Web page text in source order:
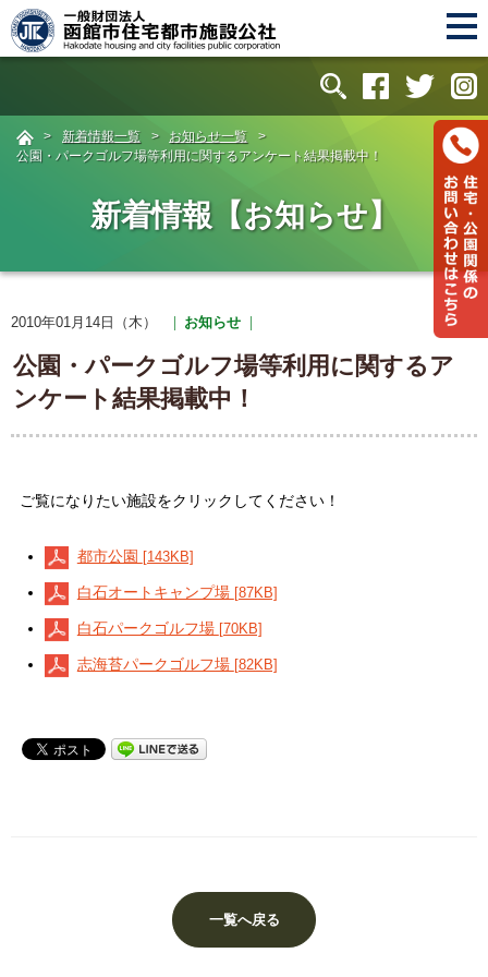
> 新着情報一覧 > お知らせ一覧
>
公園・パークゴルフ場等利用に関するアンケート結果掲載中！
新着情報【お知らせ】
2010年01月14日（木） お知らせ
公園・パークゴルフ場等利用に関するア
ンケート結果掲載中！
ご覧になりたい施設をクリックしてください！
都市公園 [143KB]
白石オートキャンプ場 [87KB]
白石パークゴルフ場 [70KB]
志海苔パークゴルフ場 [82KB]
一覧へ戻る